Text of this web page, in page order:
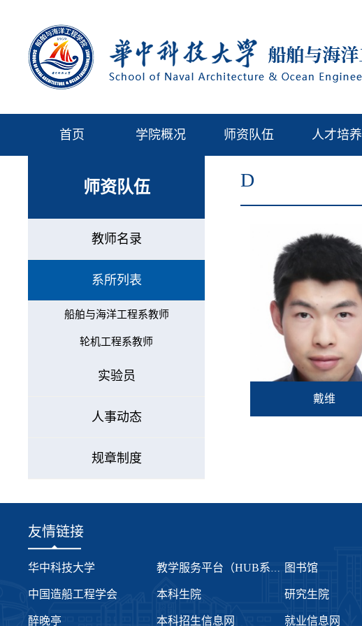
首页 学院概况 师资队伍 人才培养
师资队伍
教师名录
系所列表
船舶与海洋工程系教师
轮机工程系教师
实验员
人事动态
规章制度
D
戴维
友情链接
华中科技大学 教学服务平台（HUB系统） 图书馆
中国造船工程学会 本科生院 研究生院
醉晚亭 本科招生信息网 就业信息网